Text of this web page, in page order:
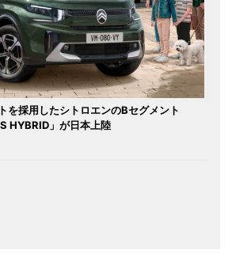
を採用したシトロエンのBセグメント
HYBRID」が日本上陸